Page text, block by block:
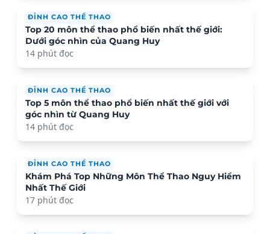
ĐỈNH CAO THỂ THAO
Top 20 môn thể thao phổ biến nhất thế giới:
Dưới góc nhìn của Quang Huy
14 phút đọc
ĐỈNH CAO THỂ THAO
Top 5 môn thể thao phổ biến nhất thế giới với
góc nhìn từ Quang Huy
14 phút đọc
ĐỈNH CAO THỂ THAO
Khám Phá Top Những Môn Thể Thao Nguy Hiểm
Nhất Thế Giới
17 phút đọc